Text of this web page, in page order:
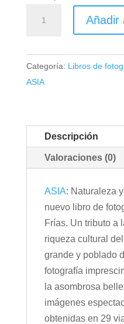
Añadir
Categoría: Libros de
ASIA
Descripción
Valoraciones (0)
ASIA: Naturaleza
nuevo libro de
Frías. Un tributo a
riqueza cultural
grande y poblado
fotografía
la asombrosa
imágenes
obtenidas en 29